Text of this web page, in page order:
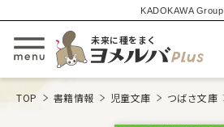
KADOKAWA Group
メニューを開閉する
未来に種をまく
TOP 書籍情報 児童文庫 つばさ文庫